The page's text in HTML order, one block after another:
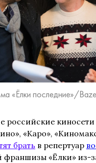
«Ёлки последние»/
российские
«Каро»,
брать в репертуар
франшизы «Ёлки» из-